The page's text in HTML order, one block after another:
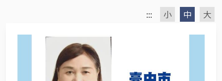
::: 小 中 大